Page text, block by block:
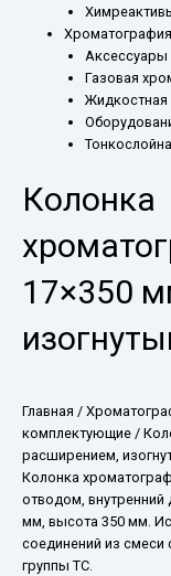
Хроматография
Газовая
Жидкостная
Колонка
17×350
Главная /
комплектующие /
расширением,
Колонка
отводом, внутренний
мм, высота 350 мм.
соединений из смеси
группы ТС.